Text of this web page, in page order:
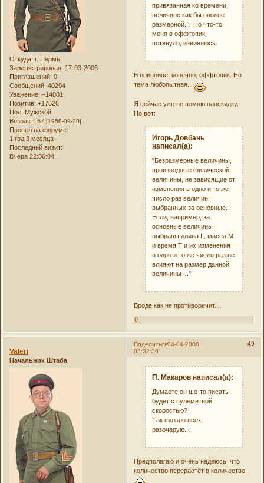
Откуда: г. Пермь
Зарегистрирован: 17-03-2006
Приглашений: 0
Сообщений: 40294
Уважение: +14001
Позитив: +17526
Пол: Мужской
Возраст: 67[1958-09-28]
Провел на форуме:
1 год 3 месяца
Последний визит:
Вчера 22:36:04
привязанная ко времени,
величине как бы вполне
размерной... Но что-то
меня в оффтопик
потянуло, извиняюсь.
В принципе, конечно, оффтопик. Но
тема любопытная...
Я сейчас уже не помню навскидку.
Но вот:
Игорь Довбань
написал(а):
"Безразмерные величины,
производные физической
величины, не зависящие от
изменения в одно и то же
число раз величин,
выбранных за основные.
Если, например, за
основные величины
выбраны длина L, масса М
и время Т и их изменения
в одно и то же число раз не
влияют на размер данной
величины ..."
Вроде как не противоречит...
0
Поделиться 49
04-04-2008
08:32:36
Valeri
Начальник Штаба
П. Макаров написал(а):
Думаете он шо-то писать
будет с пулеметной
скоростью?
Так сильно всех
разочарую...
Предполагаю и очень надеюсь, что
количество перерастёт в количество!